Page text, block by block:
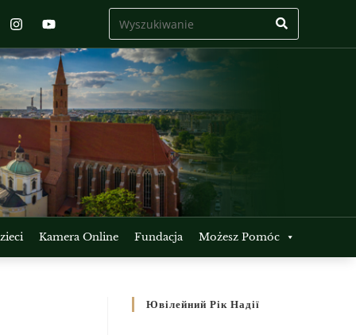
Kamera Online Fundacja Możesz Pomóc
Ювілейний Рік Надії